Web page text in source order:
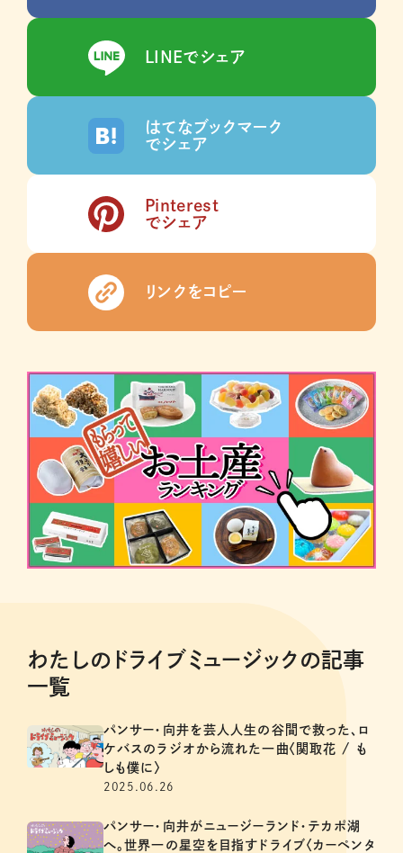
LINEでシェア
はてなブックマーク
でシェア
Pinterest
でシェア
リンクをコピー
わたしのドライブミュージックの記事
一覧
パンサー・向井を芸人人生の谷間で救った、ロ
ケバスのラジオから流れた一曲〈関取花 / も
しも僕に〉
2025.06.26
パンサー・向井がニュージーランド・テカポ湖
へ。世界一の星空を目指すドライブ〈カーペンタ